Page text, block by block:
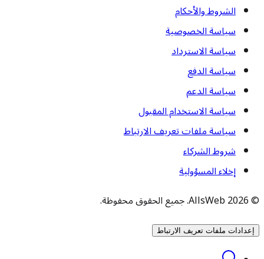
الشروط والأحكام
سياسة الخصوصية
سياسة الاسترداد
سياسة الدفع
سياسة الدعم
سياسة الاستخدام المقبول
سياسة ملفات تعريف الارتباط
شروط الشركاء
إخلاء المسؤولية
© 2026 AllsWeb. جميع الحقوق محفوظة.
إعدادات ملفات تعريف الارتباط